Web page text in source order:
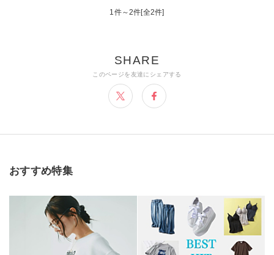
1件～2件[全2件]
おすすめ特集